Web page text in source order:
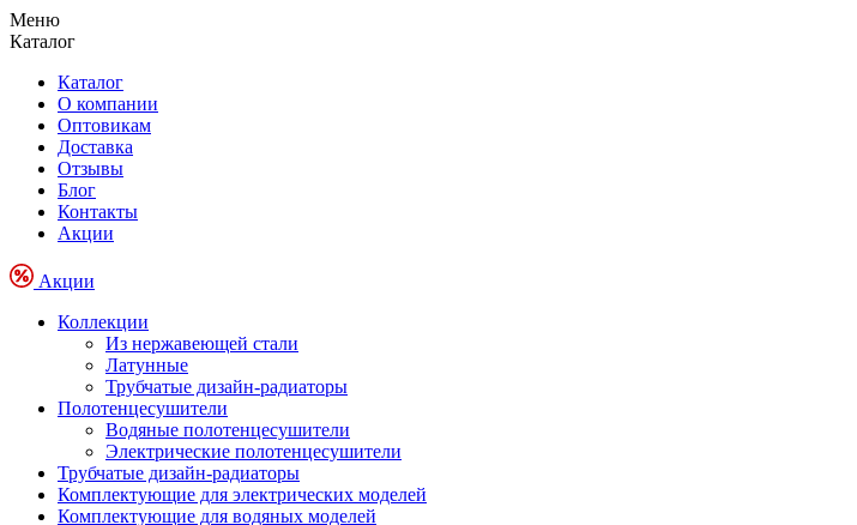
Меню
Каталог
Каталог
О компании
Оптовикам
Доставка
Отзывы
Блог
Контакты
Акции
Акции
Коллекции
Из нержавеющей стали
Латунные
Трубчатые дизайн-радиаторы
Полотенцесушители
Водяные полотенцесушители
Электрические полотенцесушители
Трубчатые дизайн-радиаторы
Комплектующие для электрических моделей
Комплектующие для водяных моделей